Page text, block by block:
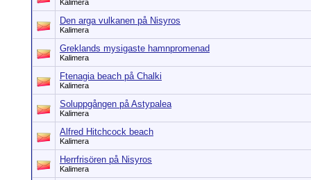
Kalimera
Den arga vulkanen på Nisyros
Kalimera
Greklands mysigaste hamnpromenad
Kalimera
Ftenagia beach på Chalki
Kalimera
Soluppgången på Astypalea
Kalimera
Alfred Hitchcock beach
Kalimera
Herrfrisören på Nisyros
Kalimera